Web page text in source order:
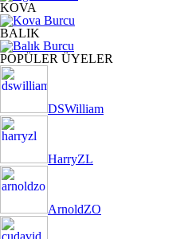
KOVA
BALIK
POPÜLER ÜYELER
DSWilliam
HarryZL
ArnoldZO